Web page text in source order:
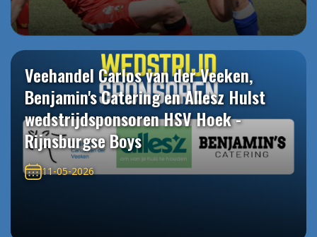
Veehandel Carlos van der Veeken,
Benjamin's Catering en Allesz Hulst
wedstrijdsponsoren HSV Hoek -
Rijnsburgse Boys
11-05-2026